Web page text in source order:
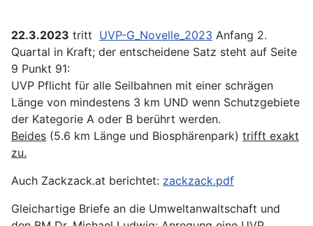
22.3.2023 tritt UVP-G_Novelle_2023 Anfang 2.
Quartal in Kraft; der entscheidene Satz steht auf Seite
9 Punkt 91:
UVP Pflicht für alle Seilbahnen mit einer schrägen
Länge von mindestens 3 km UND wenn Schutzgebiete
der Kategorie A oder B berührt werden.
Beides (5.6 km Länge und Biosphärenpark) trifft exakt
zu.
Auch Zackzack.at berichtet: zackzack.pdf
Gleichartige Briefe an die Umweltanwaltschaft und